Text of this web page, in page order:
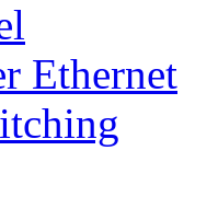
Ethernet